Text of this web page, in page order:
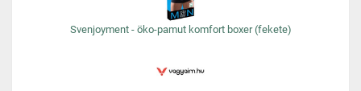
Svenjoyment - öko-pamut komfort boxer (fekete)